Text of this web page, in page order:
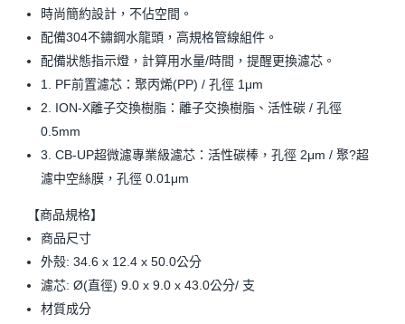
時尚簡約設計，不佔空間。
配備304不鏽鋼水龍頭，高規格管線組件。
配備狀態指示燈，計算用水量/時間，提醒更換濾芯。
1. PF前置濾芯：聚丙烯(PP) / 孔徑 1μm
2. ION-X離子交換樹脂：離子交換樹脂、活性碳 / 孔徑
0.5mm
3. CB-UP超微濾專業級濾芯：活性碳棒，孔徑 2μm / 聚?超
濾中空絲膜，孔徑 0.01μm
【商品規格】
商品尺寸
外殼: 34.6 x 12.4 x 50.0公分
濾芯: Ø(直徑) 9.0 x 9.0 x 43.0公分/ 支
材質成分